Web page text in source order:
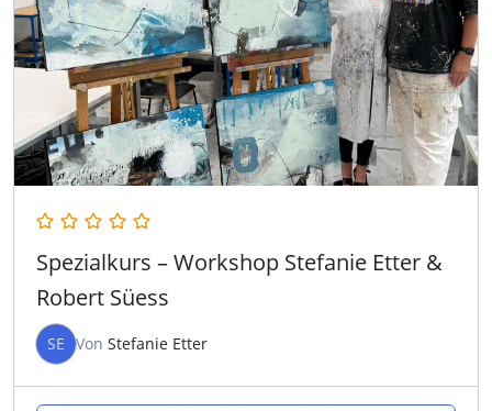
Spezialkurs – Workshop Stefanie Etter &
Robert Süess
SE Von Stefanie Etter